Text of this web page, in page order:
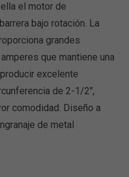
el motor de
bajo rotación. La
grandes
que mantiene una
excelente
de 2-1/2″,
comodidad. Diseño a
de metal